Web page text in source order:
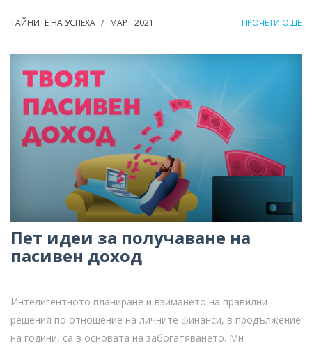
ТАЙНИТЕ НА УСПЕХА / МАРТ 2021 ПРОЧЕТИ ОЩЕ
Пет идеи за получаване на
пасивен доход
Интелигентното планиране и взимането на правилни
решения по отношение на личните финанси, в продължение
на години, са в основата на забогатяването. Мн